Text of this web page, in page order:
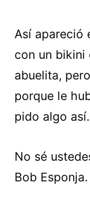
Así apareció
con un bikini
abuelita,
porque le
pido algo así.
No sé
Bob Esponja.